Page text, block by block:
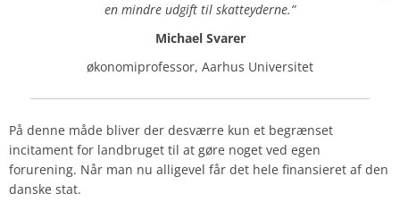
en mindre udgift til skatteyderne.”
Michael Svarer
økonomiprofessor, Aarhus Universitet
På denne måde bliver der desværre kun et begrænset
incitament for landbruget til at gøre noget ved egen
forurening. Når man nu alligevel får det hele finansieret af den
danske stat.